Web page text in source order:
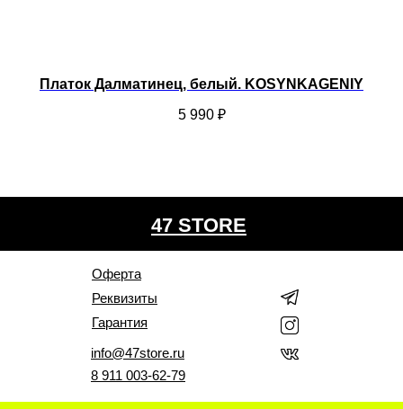
Платок Далматинец, белый. KOSYNKAGENIY
5 990 ₽
info@47store.ru
Оферта
Реквизиты
Гарантия
47 STORE
8 911 003-62-79